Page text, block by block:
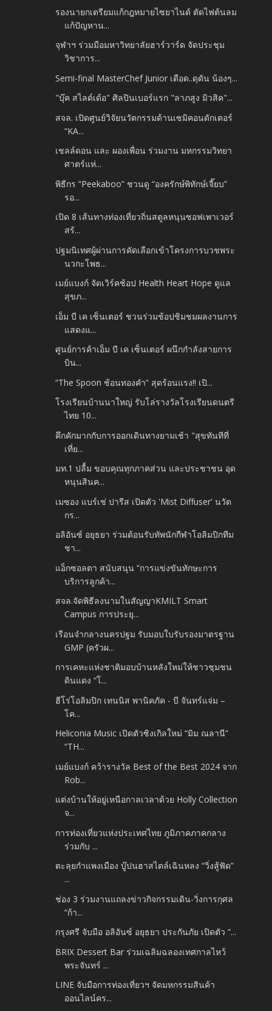
รองนายกเตรียมแก้กฎหมายไซยาไนด์ ตัดไฟต้นลม
แก้ปัญหาน...
จุฬาฯ ร่วมมือมหาวิทยาลัยฮาร์วาร์ด จัดประชุม
วิชาการ...
Semi-final MasterChef Junior เดือด..ดุดัน น้องๆ...
"บุ๊ค​ สไลด์เด้อ" ศิลปินเบอร์แรก​ "ลาภสูง​ มิวสิค"...
สจล. เปิดศูนย์วิจัยนวัตกรรมด้านเซมิคอนดักเตอร์
“KA...
เชลล์ดอน และ ผองเพื่อน ร่วมงาน มหกรรมวิทยา
ศาตร์แห่...
พิธีกร “Peekaboo” ชวนดู “องครักษ์พิทักษ์เจี๊ยบ”
รอ...
เปิด 8 เส้นทางท่องเที่ยวถิ่นสตูลหนุนซอฟเพาเวอร์
สร้...
ปฐมนิเทศผู้ผ่านการคัดเลือกเข้าโครงการบวชพระ
นวกะโพธ...
เมย์แบงก์ จัดเวิร์คช้อป Health Heart Hope ดูแล
สุขภ...
เอ็ม บี เค เซ็นเตอร์ ชวนร่วมช้อปชิมชมผลงานการ
แสดงแ...
ศูนย์การค้าเอ็ม บี เค เซ็นเตอร์ ผนึกกำลังสายการ
บิน...
“The Spoon ช้อนทองคำ” สุดร้อนแรง!! เปิ...
โรงเรียนบ้านนาใหญ่ รับโล่รางวัลโรงเรียนดนตรี
ไทย 10...
คึกคักมากกับการออกเดินทางยามเช้า "สุขทันทีที่
เที่ย...
มท.1 ปลื้ม ขอบคุณทุกภาคส่วน และประชาชน อุด
หนุนสินค...
เมซอง แบร์เช่ ปารีส เปิดตัว 'Mist Diffuser' นวัต
กร...
อลิอันซ์ อยุธยา ร่วมต้อนรับทัพนักกีฬาโอลิมปิกทีม
ชา...
แอ็กซอลตา สนับสนุน “การแข่งขันทักษะการ
บริการลูกค้า...
สจล.จัดพิธีลงนามในสัญญาKMILT Smart
Campus การประยุ...
เรือนจำกลางนครปฐม รับมอบใบรับรองมาตรฐาน
GMP (ครัวผ...
การเคหะแห่งชาติมอบบ้านหลังใหม่ให้ชาวชุมชน
ดินแดง “โ...
ฮีโร่โอลิมปิก เทนนิส พานิคภัค - บี จันทร์แจ่ม –
โค...
Heliconia Music เปิดตัวซิงเกิลใหม่ “มิม ณลานี”
“TH...
เมย์แบงก์ คว้ารางวัล Best of the Best 2024 จาก
Rob...
แต่งบ้านให้อยู่เหนือกาลเวลาด้วย Holly Collection
จ...
การท่องเที่ยวแห่งประเทศไทย ภูมิภาคภาคกลาง
ร่วมกับ ...
ตะลุยกำแพงเมือง บู๊ปนฮาสไตล์เฉินหลง “วิ่งสู้ฟัด”
...
ช่อง 3 ร่วมงานแถลงข่าวกิจกรรมเดิน-วิ่งการกุศล
“ก้า...
กรุงศรี จับมือ อลิอันซ์ อยุธยา ประกันภัย เปิดตัว “...
BRIX Dessert Bar ร่วมเฉลิมฉลองเทศกาลไหว้
พระจันทร์ ...
LINE จับมือการท่องเที่ยวฯ จัดมหกรรมสินค้า
ออนไลน์คร...